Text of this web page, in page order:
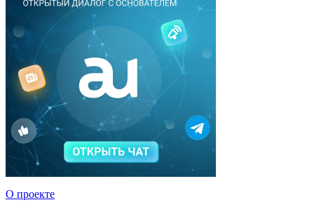
О проекте